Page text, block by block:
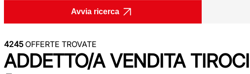
Avvia ricerca
4245OFFERTE TROVATE
ADDETTO/A VENDITA